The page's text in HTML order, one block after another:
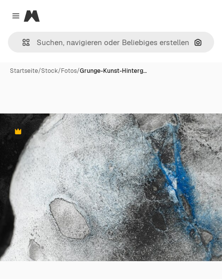
Close menu
Magnific
Nach
Startseite/Stock/Fotos/Grunge-Kunst-Hinterg…
Premium